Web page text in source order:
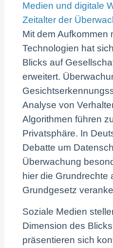
Medien und digitale
Zeitalter der
Mit dem Aufkommen
Technologien hat
Blicks auf
erweitert.
Analyse von
Algorithmen führen
Privatsphäre. In
Debatte um
Überwachung
hier die Grundrechte
Grundgesetz
Soziale Medien
Dimension des
präsentieren sich